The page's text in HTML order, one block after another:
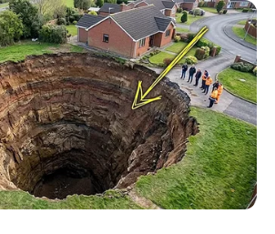
Which Live-Action Version Do